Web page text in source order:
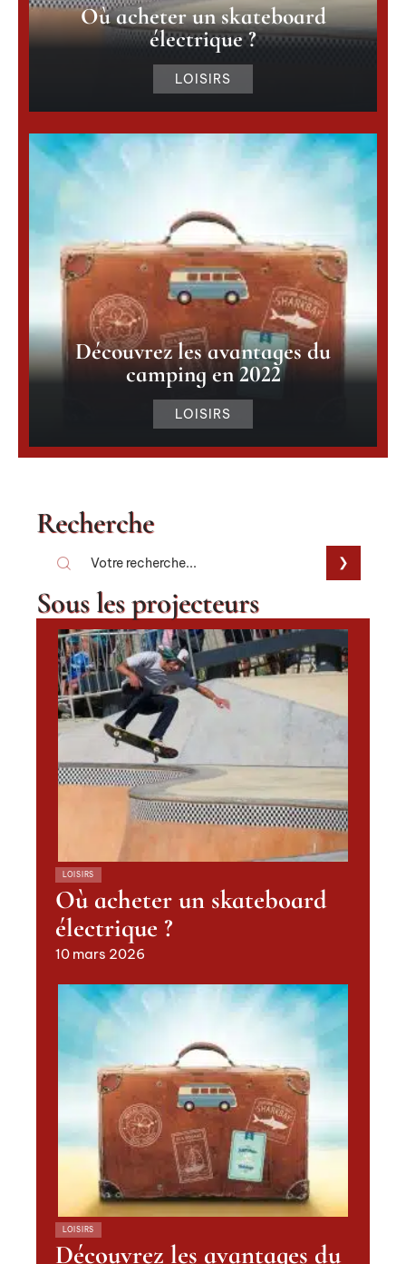
Où acheter un skateboard
électrique ?
LOISIRS
Découvrez les avantages du
camping en 2022
LOISIRS
Recherche
Sous les projecteurs
LOISIRS
Où acheter un skateboard
électrique ?
10 mars 2026
LOISIRS
Découvrez les avantages du